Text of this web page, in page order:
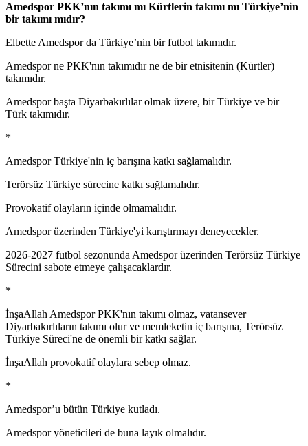
Amedspor PKK’nın takımı mı Kürtlerin takımı mı Türkiye’nin
bir takımı mıdır?
Elbette Amedspor da Türkiye’nin bir futbol takımıdır.
Amedspor ne PKK'nın takımıdır ne de bir etnisitenin (Kürtler)
takımıdır.
Amedspor başta Diyarbakırlılar olmak üzere, bir Türkiye ve bir
Türk takımıdır.
*
Amedspor Türkiye'nin iç barışına katkı sağlamalıdır.
Terörsüz Türkiye sürecine katkı sağlamalıdır.
Provokatif olayların içinde olmamalıdır.
Amedspor üzerinden Türkiye'yi karıştırmayı deneyecekler.
2026-2027 futbol sezonunda Amedspor üzerinden Terörsüz Türkiye
Sürecini sabote etmeye çalışacaklardır.
*
İnşaAllah Amedspor PKK'nın takımı olmaz, vatansever
Diyarbakırlıların takımı olur ve memleketin iç barışına, Terörsüz
Türkiye Süreci'ne de önemli bir katkı sağlar.
İnşaAllah provokatif olaylara sebep olmaz.
*
Amedspor’u bütün Türkiye kutladı.
Amedspor yöneticileri de buna layık olmalıdır.